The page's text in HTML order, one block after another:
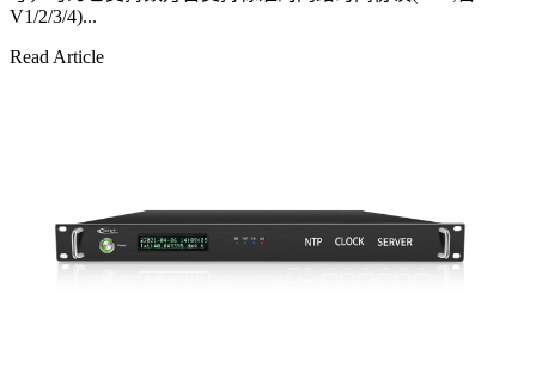
V1/2/3/4)...
Read Article